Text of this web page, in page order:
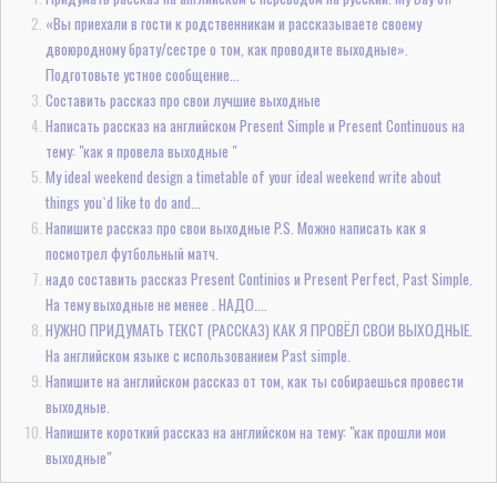
«Вы приехали в гости к родственникам и рассказываете своему
двоюродному брату/сестре о том, как проводите выходные».
Подготовьте устное сообщение...
Составить рассказ про свои лучшие выходные
Написать рассказ на английском Present Simple и Present Continuous на
тему: "как я провела выходные "
My ideal weekend design a timetable of your ideal weekend write about
things you`d like to do and...
Напишите рассказ про свои выходные P.S. Можно написать как я
посмотрел футбольный матч.
надо составить рассказ Present Continios и Present Perfect, Past Simple.
На тему выходные не менее . НАДО....
НУЖНО ПРИДУМАТЬ ТЕКСТ (РАССКАЗ) КАК Я ПРОВЁЛ СВОИ ВЫХОДНЫЕ.
На английском языке с использованием Past simple.
Напишите на английском рассказ от том, как ты собираешься провести
выходные.
Напишите короткий рассказ на английском на тему: "как прошли мои
выходные"